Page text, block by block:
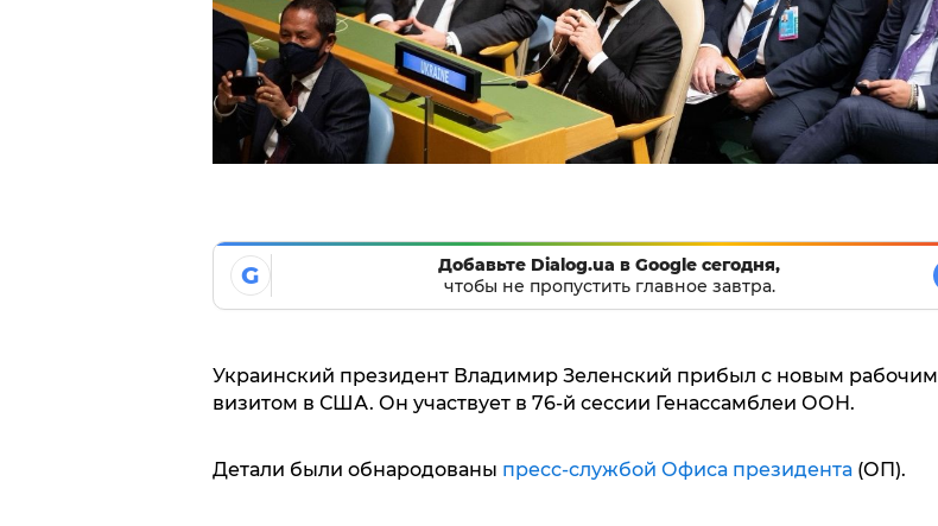
G
Добавьте Dialog.ua в Google сегодня,
чтобы не пропустить главное завтра.
Украинский президент Владимир Зеленский прибыл с новым рабочим
визитом в США. Он участвует в 76-й сессии Генассамблеи ООН.
Детали были обнародованы пресс-службой Офиса президента(ОП).